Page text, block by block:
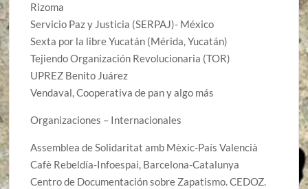
Rizoma
Servicio Paz y Justicia (SERPAJ)- México
Sexta por la libre Yucatán (Mérida, Yucatán)
Tejiendo Organización Revolucionaria (TOR)
UPREZ Benito Juárez
Vendaval, Cooperativa de pan y algo más
Organizaciones – Internacionales
Assemblea de Solidaritat amb Mèxic-País Valencià
Cafè Rebeldía-Infoespai, Barcelona-Catalunya
Centro de Documentación sobre Zapatismo. CEDOZ.